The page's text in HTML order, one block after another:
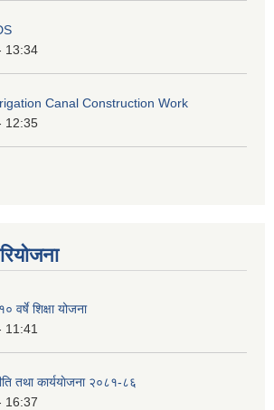
13:34
Canal Construction Work
12:35
वर्षे शिक्षा योजना
11:41
तथा कार्ययाेजना २०८१-८६
16:37